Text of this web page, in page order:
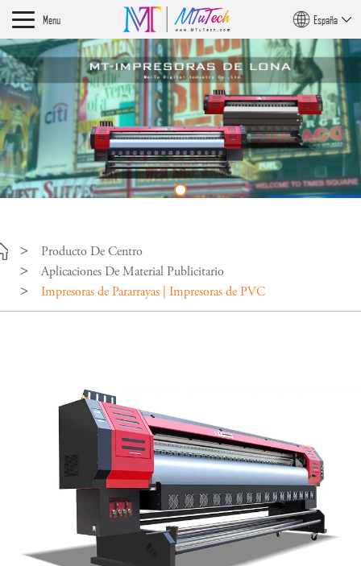
Menu España
Producto De Centro
Aplicaciones De Material Publicitario
Impresoras de Pararrayas | Impresoras de PVC